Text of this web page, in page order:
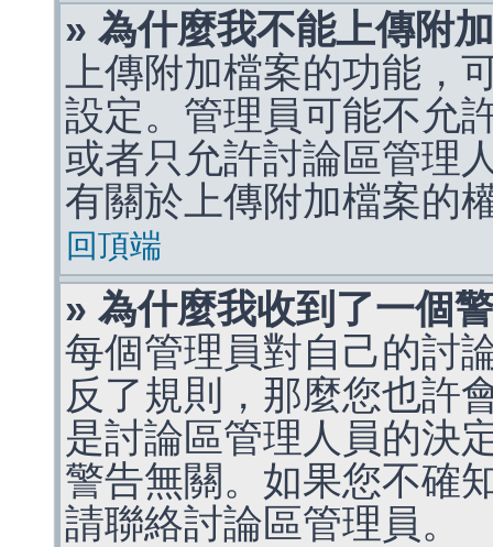
» 為什麼我不能上傳附
上傳附加檔案的功能，
設定。管理員可能不允
或者只允許討論區管理
有關於上傳附加檔案的
回頂端
» 為什麼我收到了一個
每個管理員對自己的討
反了規則，那麼您也許
是討論區管理人員的決
警告無關。如果您不確
請聯絡討論區管理員。